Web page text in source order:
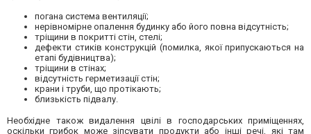
погана система вентиляції;
нерівномірне опалення будинку або його повна відсутність;
тріщини в покритті стін, стелі;
дефекти стиків конструкцій (помилка, якої припускаються на
етапі будівництва);
тріщини в стінах;
відсутність герметизації стін;
крани і труби, що протікають;
близькість підвалу.
Необхідне також видалення цвілі в господарських приміщеннях,
оскільки грибок може зіпсувати продукти або інші речі, які там